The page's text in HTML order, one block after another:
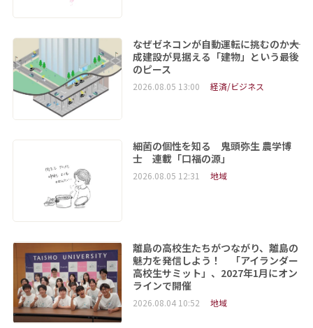
なぜゼネコンが自動運転に挑むのか――大
成建設が見据える「建物」という最後
のピース
2026.08.05 13:00 経済/ビジネス
細菌の個性を知る 鬼頭弥生 農学博
士 連載「口福の源」
2026.08.05 12:31 地域
離島の高校生たちがつながり、離島の
魅力を発信しよう！ 「アイランダー
高校生サミット」、2027年1月にオン
ラインで開催
2026.08.04 10:52 地域